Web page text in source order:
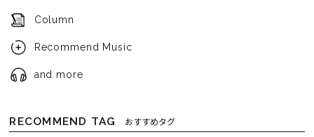
Column
Recommend Music
and more
RECOMMEND TAG おすすめタグ